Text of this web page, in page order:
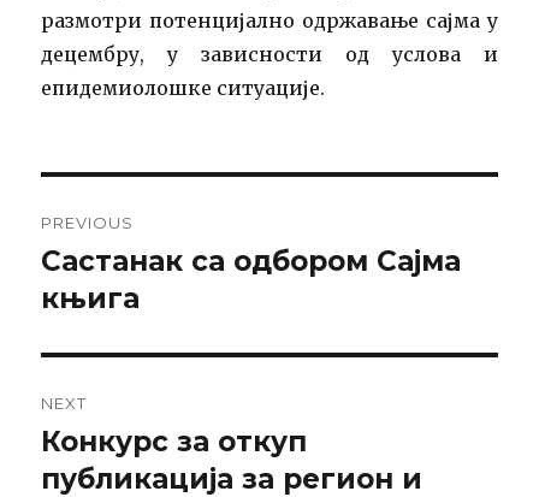
размотри потенцијално одржавање сајма у
децембру, у зависности од услова и
епидемиолошке ситуације.
navigation
PREVIOUS
Previous
post:
Састанак са одбором Сајма
књига
NEXT
Next
post:
Конкурс за откуп
публикација за регион и